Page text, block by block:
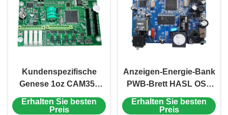
Kundenspezifische
Genese 1oz CAM350
01005 0201 Energie FR4
PWB-Versammlungs-
Erhalten Sie besten
Preis
Anzeigen-Energie-Bank
PWB-Brett HASL OSP
ENIG LED PWB-
Versammlung bleifrei
Erhalten Sie besten
Preis